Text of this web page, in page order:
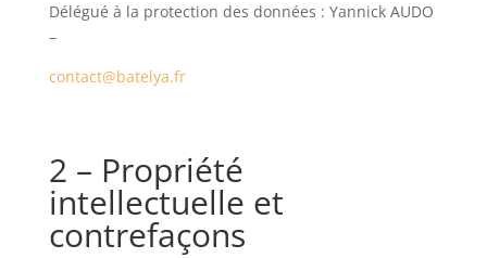
Délégué à la protection des données : Yannick AUDO
–
contact@batelya.fr
2 – Propriété
intellectuelle et
contrefaçons